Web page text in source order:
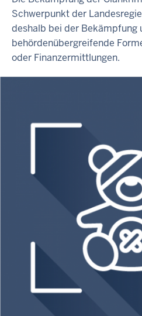
Schwerpunkt der
deshalb bei der Bekämpfung
behördenübergreifende
oder Finanzermittlungen.